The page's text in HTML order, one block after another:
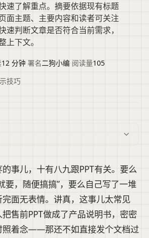
速了解重点。摘要依据现有标题
面主题、主要内容和读者可关注
速判断文章是否符合当前需求，
上下文。
12 分钟 署名二狗小编 阅读量105
技巧
事儿，十有八九跟PPT有关。要么
要，随便搞搞”，要么自己写了一堆
面无表情。讲真，这事儿太常见
售前PPT做成了产品说明书，密密
照着念——那还不如直接发个文档过